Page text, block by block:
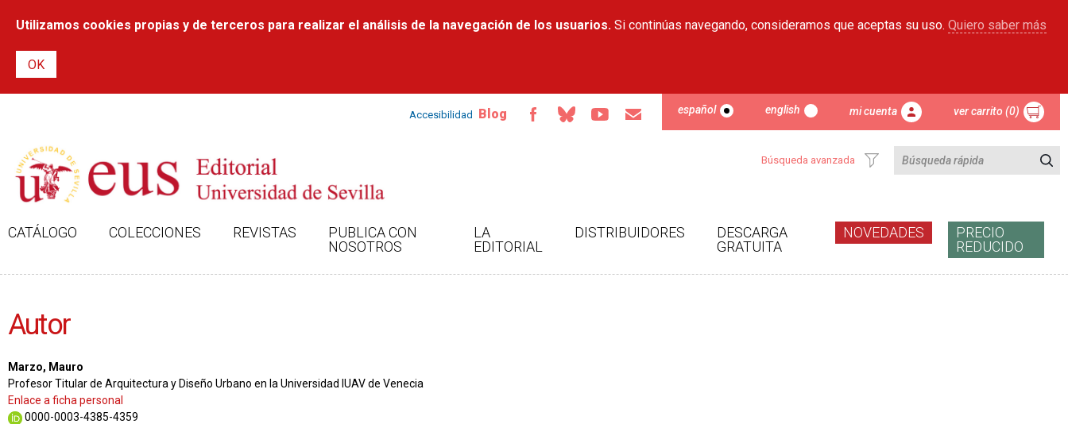
contenido
Utilizamos cookies propias y de terceros para realizar el análisis de la navegación de los usuarios. Si continúas navegando, consideramos que aceptas su uso. Quiero saber más
Accesibilidad Blog español english mi cuenta ver carrito (0)
Búsqueda avanzada
CATÁLOGO COLECCIONES REVISTAS
PUBLICA CON
NOSOTROS
LA
EDITORIAL
DISTRIBUIDORES
DESCARGA
GRATUITA
NOVEDADES
PRECIO
REDUCIDO
Autor
Marzo, Mauro
Profesor Titular de Arquitectura y Diseño Urbano en la Universidad IUAV de Venecia
Enlace a ficha personal
0000-0003-4385-4359